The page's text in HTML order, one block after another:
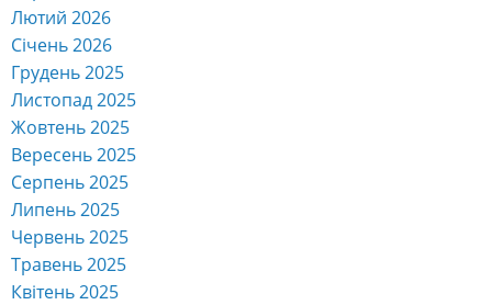
Лютий 2026
Січень 2026
Грудень 2025
Листопад 2025
Жовтень 2025
Вересень 2025
Серпень 2025
Липень 2025
Червень 2025
Травень 2025
Квітень 2025